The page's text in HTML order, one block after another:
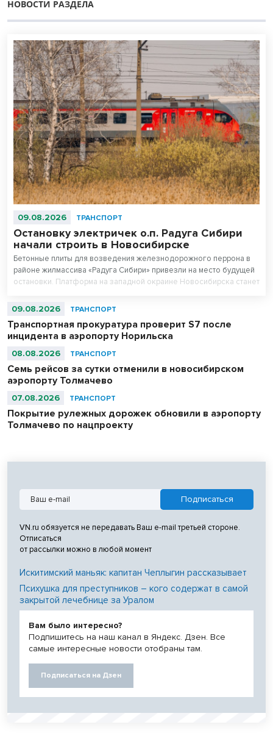
НОВОСТИ РАЗДЕЛА
09.08.2026 ТРАНСПОРТ
Остановку электричек о.п. Радуга Сибири
начали строить в Новосибирске
Бетонные плиты для возведения железнодорожного перрона в
районе жилмассива «Радуга Сибири» привезли на место будущей
остановки. Платформа на западной окраине Новосибирска станет
09.08.2026 ТРАНСПОРТ
Транспортная прокуратура проверит S7 после
инцидента в аэропорту Норильска
08.08.2026 ТРАНСПОРТ
Семь рейсов за сутки отменили в новосибирском
аэропорту Толмачево
07.08.2026 ТРАНСПОРТ
Покрытие рулежных дорожек обновили в аэропорту
Толмачево по нацпроекту
VN.ru обязуется не передавать Ваш e-mail третьей стороне.
Отписаться
от рассылки можно в любой момент
Искитимский маньяк: капитан Чеплыгин рассказывает
Психушка для преступников – кого содержат в самой
закрытой лечебнице за Уралом
Вам было интересно?
Подпишитесь на наш канал в Яндекс. Дзен. Все
самые интересные новости отобраны там.
Подписаться на Дзен